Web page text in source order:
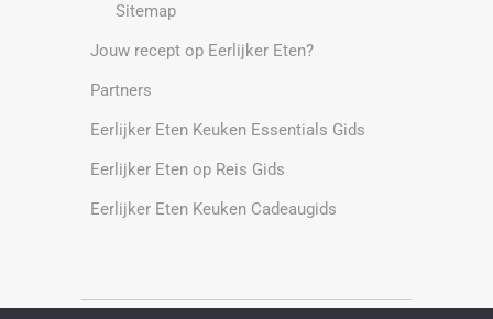
Sitemap
Jouw recept op Eerlijker Eten?
Partners
Eerlijker Eten Keuken Essentials Gids
Eerlijker Eten op Reis Gids
Eerlijker Eten Keuken Cadeaugids